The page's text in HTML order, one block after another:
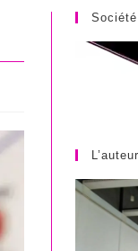
SEARCH
L’auteur